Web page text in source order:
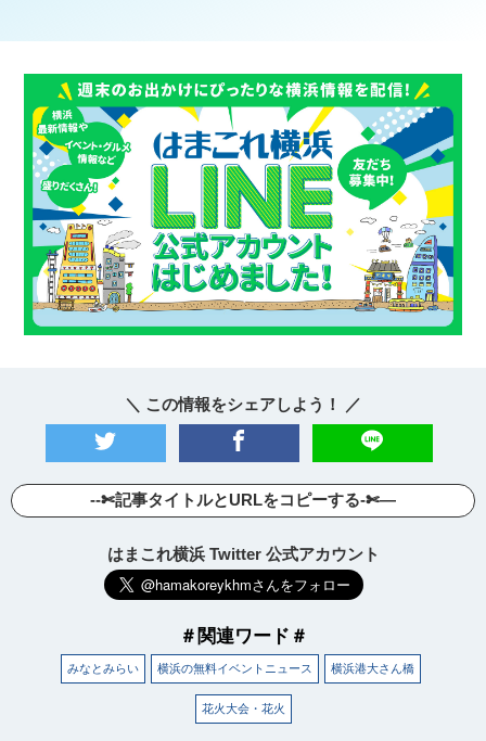
＼ この情報をシェアしよう！ ／
--✄記事タイトルとURLをコピーする-✄—
はまこれ横浜 Twitter 公式アカウント
＃関連ワード＃
みなとみらい 横浜の無料イベントニュース 横浜港大さん橋
花火大会・花火